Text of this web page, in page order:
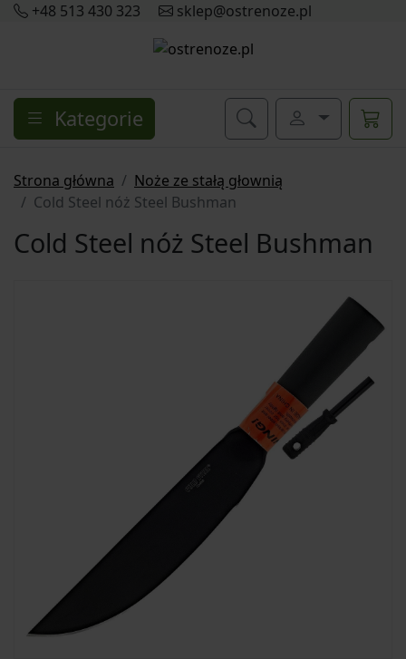
+48 513 430 323 sklep@ostrenoze.pl
Kategorie
Strona główna
Noże ze stałą głownią
Cold Steel nóż Steel Bushman
Cold Steel nóż Steel Bushman